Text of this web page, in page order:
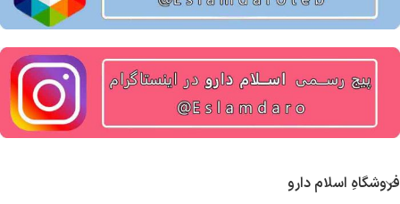
فروشگاهِ اسلام دارو